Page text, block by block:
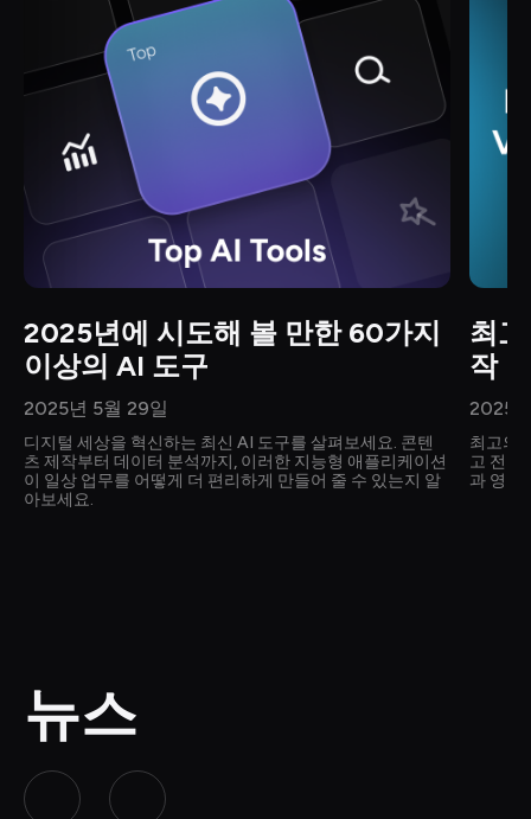
2025년에 시도해 볼 만한 60가지
이상의 AI 도구
2025년 5월 29일
디지털 세상을 혁신하는 최신 AI 도구를 살펴보세요. 콘텐
츠 제작부터 데이터 분석까지, 이러한 지능형 애플리케이션
이 일상 업무를 어떻게 더 편리하게 만들어 줄 수 있는지 알
아보세요.
최
작
2025
최고의
고 전문
과 영감
뉴스